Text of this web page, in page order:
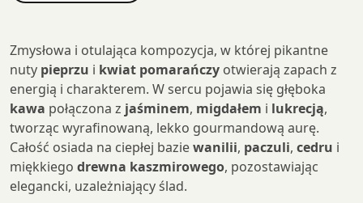
Zmysłowa i otulająca kompozycja, w której pikantne
nuty pieprzu i kwiat pomarańczy otwierają zapach z
energią i charakterem. W sercu pojawia się głęboka
kawa połączona z jaśminem, migdałem i lukrecją,
tworząc wyrafinowaną, lekko gourmandową aurę.
Całość osiada na ciepłej baziewanilii, paczuli, cedru i
miękkiego drewna kaszmirowego, pozostawiając
elegancki, uzależniający ślad.